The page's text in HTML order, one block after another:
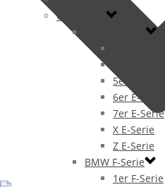
Codierung
5er E-Serie
6er E-Serie
7er E-Serie
X E-Serie
Z E-Serie
BMW F-Serie
1er F-Serie